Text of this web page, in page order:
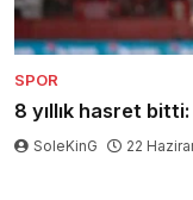
SPOR
8 yıllık hasret
SoleKinG 22